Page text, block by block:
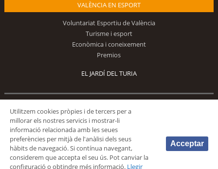
VALÈNCIA EN ESPORT
Voluntariat Esportiu de València
Turisme i esport
Econòmica i coneixement
Premios
EL JARDÍ DEL TURIA
© 2026 Fundación Deportiva Municipal Valencia |AVÍS LEGAL
Utilitzem cookies pròpies i de tercers per a
millorar els nostres servicis i mostrar-li
informació relacionada amb les seues
preferències per mitjà de l'anàlisi dels seus
hàbits de navegació. Si contínua navegant,
considerem que accepta el seu ús. Pot canviar la
configuració o obtindre més informació. Llegir
Acceptar